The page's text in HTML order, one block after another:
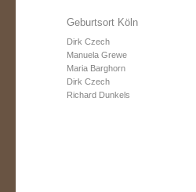
Geburtsort Köln
Dirk Czech
Manuela Grewe
Maria Barghorn
Dirk Czech
Richard Dunkels